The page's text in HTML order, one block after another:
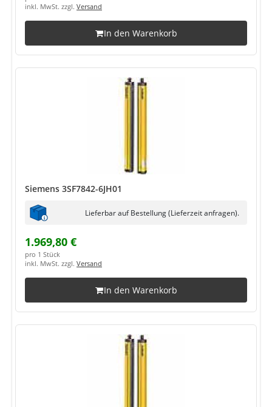
inkl. MwSt. zzgl. Versand
In den Warenkorb
Siemens 3SF7842-6JH01
Lieferbar auf Bestellung (Lieferzeit anfragen).
1.969,80 €
pro 1 Stück
inkl. MwSt. zzgl. Versand
In den Warenkorb